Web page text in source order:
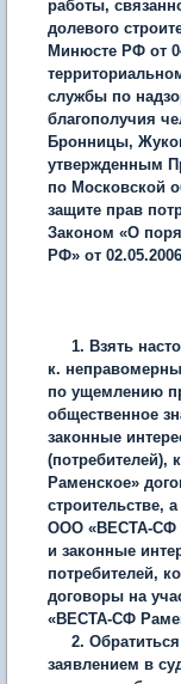
работы,
долевого
Минюсте РФ от
службы по
благополучия
Бронницы,
утвержденным
по Московской
защите прав
Законом «О
РФ» от
1. Взять
к.
по ущемлению
общественное
законные
Раменское»
строительстве,
ООО «ВЕСТА-СФ
и законные
потребителей,
договоры на
«ВЕСТА-СФ
2. Обратиться
заявлением в